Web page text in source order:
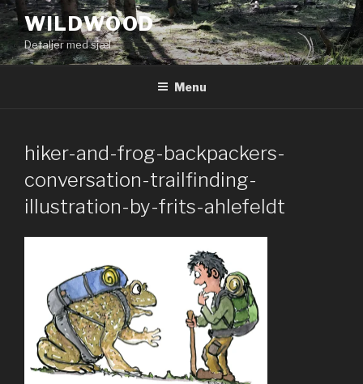
Videre
til
indhold
WILDWOOD
Detaljer med sjæl
Menu
hiker-and-frog-backpackers-
conversation-trailfinding-
illustration-by-frits-ahlefeldt